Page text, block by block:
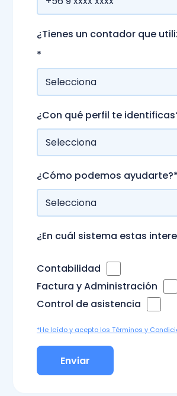
¿Tienes un contador que
*
¿Con qué perfil te
¿Cómo podemos ayudarte?*
¿En cuál sistema estas
Contabilidad
Factura y Administración
Control de asistencia
*He leído y acepto los Términos y